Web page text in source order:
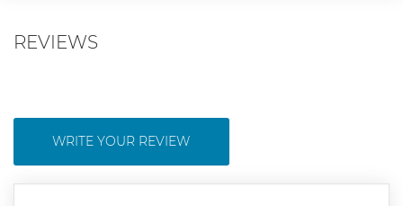
REVIEWS
WRITE YOUR REVIEW